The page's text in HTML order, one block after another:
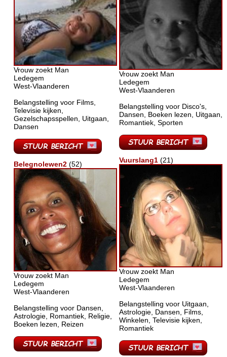
Vrouw zoekt Man
Ledegem
West-Vlaanderen
Belangstelling voor Films,
Televisie kijken,
Gezelschapsspellen, Uitgaan,
Dansen
Vrouw zoekt Man
Ledegem
West-Vlaanderen
Belangstelling voor Disco's,
Dansen, Boeken lezen, Uitgaan,
Romantiek, Sporten
Belegnolewen2 (52)
Vrouw zoekt Man
Ledegem
West-Vlaanderen
Belangstelling voor Dansen,
Astrologie, Romantiek, Religie,
Boeken lezen, Reizen
Vuurslang1 (21)
Vrouw zoekt Man
Ledegem
West-Vlaanderen
Belangstelling voor Uitgaan,
Astrologie, Dansen, Films,
Winkelen, Televisie kijken,
Romantiek